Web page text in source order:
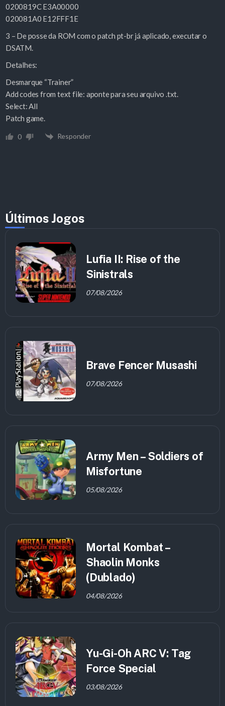
0200819C E3A00000
020081A0 E12FFF1E
3 – De posse da ROM com o patch pt-br já aplicado, executar o
DSATM.
Detalhes:
Desmarque “Trainer”
Add codes from text file: aponte para seu arquivo .txt.
Select: All
Patch game.
0 Responder
Últimos Jogos
Lufia II: Rise of the
Sinistrals
07/08/2026
Brave Fencer Musashi
07/08/2026
Army Men – Soldiers of
Misfortune
05/08/2026
Mortal Kombat –
Shaolin Monks
(Dublado)
04/08/2026
Yu-Gi-Oh ARC V: Tag
Force Special
03/08/2026